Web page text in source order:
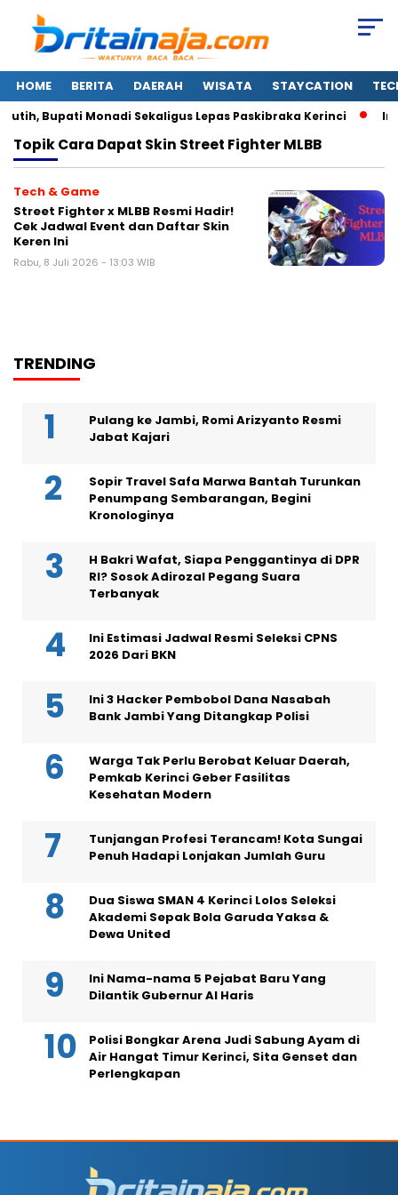
HOME BERITA DAERAH WISATA STAYCATION
Bupati Monadi Sekaligus Lepas Paskibraka Kerinci
TopikCara Dapat Skin Street Fighter MLBB
Tech & Game
Street Fighter x MLBB Resmi Hadir!
Cek Jadwal Event dan Daftar Skin
Keren Ini
Rabu, 8 Juli 2026 - 13:03 WIB
TRENDING
Pulang ke Jambi, Romi Arizyanto Resmi
Jabat Kajari
Sopir Travel Safa Marwa Bantah Turunkan
Penumpang Sembarangan, Begini
Kronologinya
H Bakri Wafat, Siapa Penggantinya di DPR
RI? Sosok Adirozal Pegang Suara
Terbanyak
Ini Estimasi Jadwal Resmi Seleksi CPNS
2026 Dari BKN
Ini 3 Hacker Pembobol Dana Nasabah
Bank Jambi Yang Ditangkap Polisi
Warga Tak Perlu Berobat Keluar Daerah,
Pemkab Kerinci Geber Fasilitas
Kesehatan Modern
Tunjangan Profesi Terancam! Kota Sungai
Penuh Hadapi Lonjakan Jumlah Guru
Dua Siswa SMAN 4 Kerinci Lolos Seleksi
Akademi Sepak Bola Garuda Yaksa &
Dewa United
Ini Nama-nama 5 Pejabat Baru Yang
Dilantik Gubernur Al Haris
Polisi Bongkar Arena Judi Sabung Ayam di
Air Hangat Timur Kerinci, Sita Genset dan
Perlengkapan